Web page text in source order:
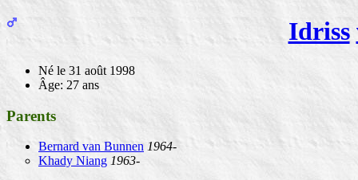
Idriss
Né le 31 août 1998
Âge: 27 ans
Parents
Bernard van Bunnen 1964-
Khady Niang 1963-